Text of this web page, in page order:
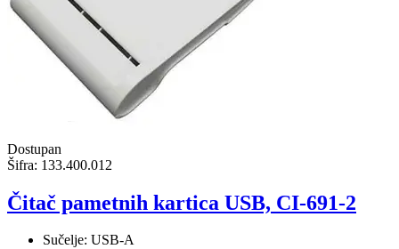
Dostupan
Šifra: 133.400.012
Čitač pametnih kartica USB, CI-691-2
Sučelje: USB-A